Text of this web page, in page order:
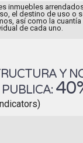
inmuebles
el destino de uso o
así como la cuantía
de cada uno.
Y